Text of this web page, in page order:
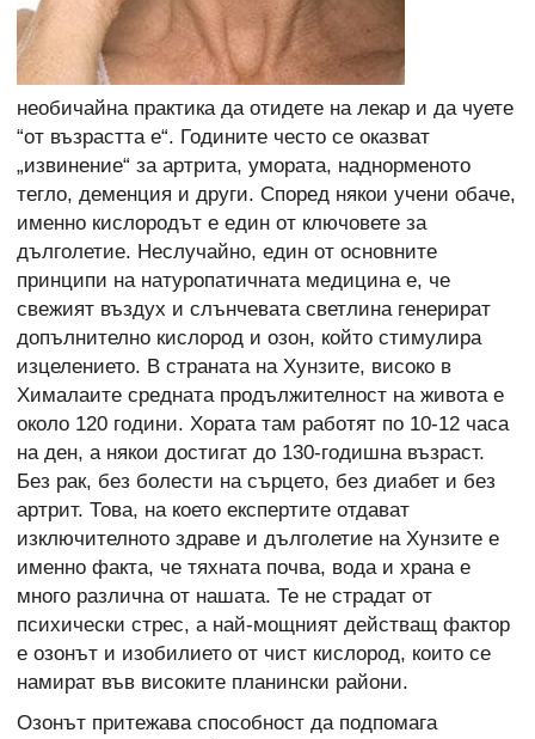
необичайна практика да отидете на лекар и да чуете
“от възрастта е“. Годините често се оказват
„извинение“ за артрита, умората, наднорменото
тегло, деменция и други. Според някои учени обаче,
именно кислородът е един от ключовете за
дълголетие. Неслучайно, един от основните
принципи на натуропатичната медицина е, че
свежият въздух и слънчевата светлина генерират
допълнително кислород и озон, който стимулира
изцелението. В страната на Хунзите, високо в
Хималаите средната продължителност на живота е
около 120 години. Хората там работят по 10-12 часа
на ден, а някои достигат до 130-годишна възраст.
Без рак, без болести на сърцето, без диабет и без
артрит. Това, на което експертите отдават
изключителното здраве и дълголетие на Хунзите е
именно факта, че тяхната почва, вода и храна е
много различна от нашата. Те не страдат от
психически стрес, а най-мощният действащ фактор
е озонът и изобилието от чист кислород, които се
намират във високите планински райони.
Озонът притежава способност да подпомага